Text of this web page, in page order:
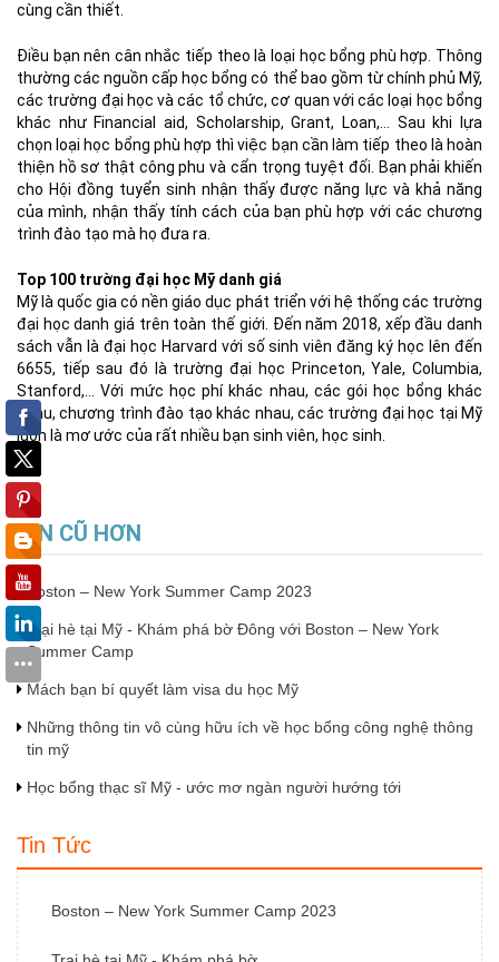
cùng cần thiết.
Điều bạn nên cân nhắc tiếp theo là loại học bổng phù hợp. Thông
thường các nguồn cấp học bổng có thể bao gồm từ chính phủ Mỹ,
các trường đại học và các tổ chức, cơ quan với các loại học bổng
khác như Financial aid, Scholarship, Grant, Loan,... Sau khi lựa
chọn loại học bổng phù hợp thì việc bạn cần làm tiếp theo là hoàn
thiện hồ sơ thật công phu và cẩn trọng tuyệt đối. Bạn phải khiến
cho Hội đồng tuyển sinh nhận thấy được năng lực và khả năng
của mình, nhận thấy tính cách của bạn phù hợp với các chương
trình đào tạo mà họ đưa ra.
Top 100 trường đại học Mỹ danh giá
Mỹ là quốc gia có nền giáo dục phát triển với hệ thống các trường
đại học danh giá trên toàn thế giới. Đến năm 2018, xếp đầu danh
sách vẫn là đại học Harvard với số sinh viên đăng ký học lên đến
6655, tiếp sau đó là trường đại học Princeton, Yale, Columbia,
Stanford,... Với mức học phí khác nhau, các gói học bổng khác
nhau, chương trình đào tạo khác nhau, các trường đại học tại Mỹ
luôn là mơ ước của rất nhiều bạn sinh viên, học sinh.
TIN CŨ HƠN
Boston – New York Summer Camp 2023
Trại hè tại Mỹ - Khám phá bờ Đông với Boston – New York
Summer Camp
Mách bạn bí quyết làm visa du học Mỹ
Những thông tin vô cùng hữu ích về học bổng công nghệ thông
tin mỹ
Học bổng thạc sĩ Mỹ - ước mơ ngàn người hướng tới
Tin Tức
Boston – New York Summer Camp 2023